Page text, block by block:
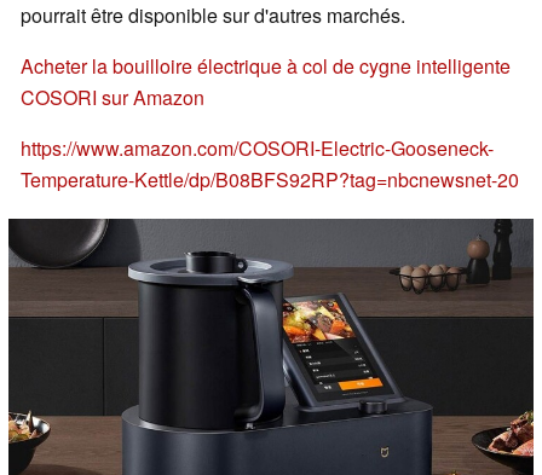
pourrait être disponible sur d'autres marchés.
Acheter la bouilloire électrique à col de cygne intelligente
COSORI sur Amazon
https://www.amazon.com/COSORI-Electric-Gooseneck-
Temperature-Kettle/dp/B08BFS92RP?tag=nbcnewsnet-20